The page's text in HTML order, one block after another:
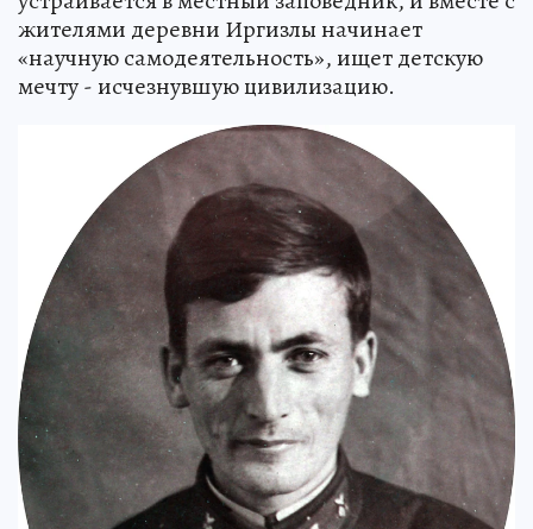
жителями деревни Иргизлы начинает
«научную самодеятельность», ищет детскую
мечту - исчезнувшую цивилизацию.